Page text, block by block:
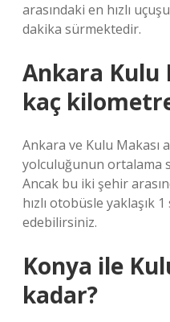
arasındaki en hızlı
dakika sürmektedir.
Ankara Kulu
kaç
Ankara ve Kulu Makası
yolculuğunun ortalama
Ancak bu iki şehir
hızlı otobüsle yaklaşık
edebilirsiniz.
Konya ile
kadar?